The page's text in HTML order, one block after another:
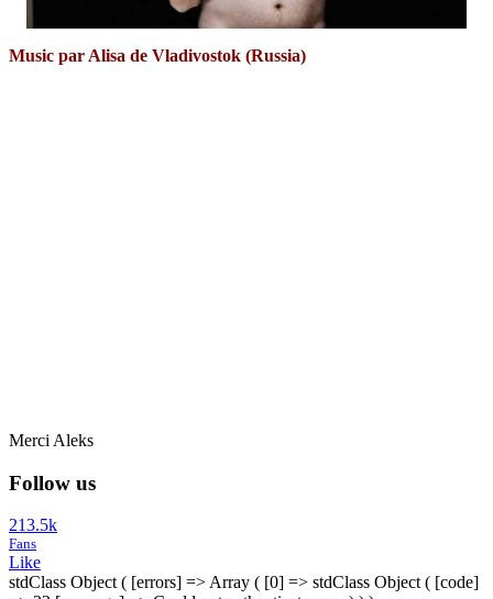
Music par Alisa de Vladivostok (Russia)
Merci Aleks
Follow us
213.5k
Fans
Like
stdClass Object ( [errors] => Array ( [0] => stdClass Object ( [code]